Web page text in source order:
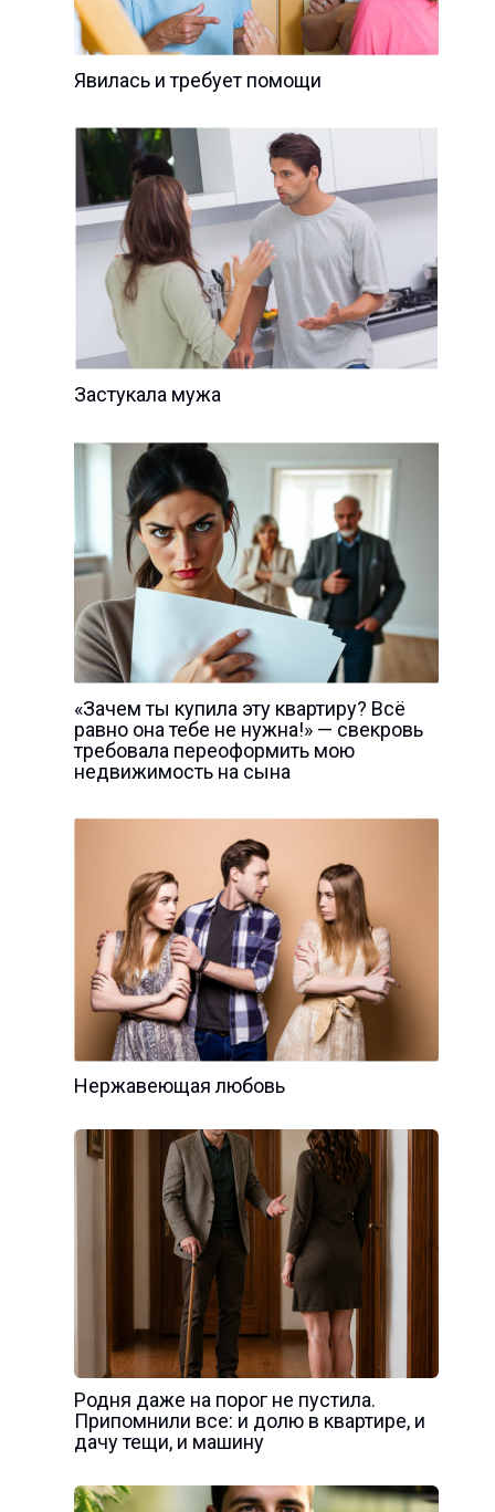
Явилась и требует помощи
Застукала мужа
«Зачем ты купила эту квартиру? Всё
равно она тебе не нужна!» — свекровь
требовала переоформить мою
недвижимость на сына
Нержавеющая любовь
Родня даже на порог не пустила.
Припомнили все: и долю в квартире, и
дачу тещи, и машину